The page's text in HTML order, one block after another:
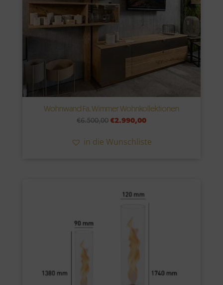
Wohnwand Fa. Wimmer Wohnkollektionen
€6.500,00 Ursprünglicher
war:
€2.990,00Aktueller
ist:
in die Wunschliste